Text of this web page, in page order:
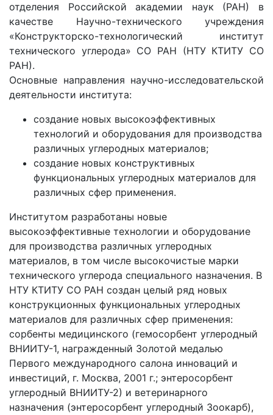
отделения Российской академии наук (РАН) в
качестве Научно-технического учреждения
«Конструкторско-технологический институт
технического углерода» СО РАН (НТУ КТИТУ СО
РАН).
Основные направления научно-исследовательской
деятельности института:
создание новых высокоэффективных
технологий и оборудования для производства
различных углеродных материалов;
создание новых конструктивных
функциональных углеродных материалов для
различных сфер применения.
Институтом разработаны новые
высокоэффективные технологии и оборудование
для производства различных углеродных
материалов, в том числе высокочистые марки
технического углерода специального назначения. В
НТУ КТИТУ СО РАН создан целый ряд новых
конструкционных функциональных углеродных
материалов для различных сфер применения:
сорбенты медицинского (гемосорбент углеродный
ВНИИТУ-1, награжденный Золотой медалью
Первого международного салона инноваций и
инвестиций, г. Москва, 2001 г.; энтеросорбент
углеродный ВНИИТУ-2) и ветеринарного
назначения (энтеросорбент углеродный Зоокарб),